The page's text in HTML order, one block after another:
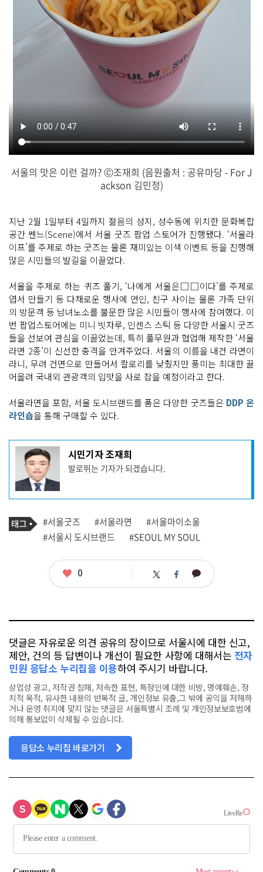
서울의 맛은 이런 걸까? Ⓒ조재희 (음원출처 : 공유마당 - For J
ackson 김민정)
지난 2월 1일부터 4일까지 젊음의 성지, 성수동에 위치한 문화복합
공간 쎈느(Scene)에서 서울 굿즈 팝업 스토어가 진행됐다. ‘서울라
이프’를 주제로 하는 굿즈는 물론 재미있는 이색 이벤트 등을 진행해
많은 시민들의 발길을 이끌었다.
서울을 주제로 하는 퀴즈 풀기, ‘나에게 서울은□□이다’를 주제로
엽서 만들기 등 다채로운 행사에 연인, 친구 사이는 물론 가족 단위
의 방문객 등 남녀노소를 불문한 많은 시민들이 행사에 참여했다. 이
번 팝업스토어에는 미니 빗자루, 인센스 스틱 등 다양한 서울시 굿즈
들을 선보여 관심을 이끌었는데, 특히 풀무원과 협업해 제작한 ‘서울
라면 2종’이 신선한 충격을 안겨주었다. 서울의 이름을 내건 라면이
라니, 무려 건면으로 만들어서 칼로리를 낮췄지만 풍미는 최대한 끌
어올려 국내외 관광객의 입맛을 사로 잡을 예정이라고 한다.
서울라면을 포함, 서울 도시브랜드를 품은 다양한 굿즈들은 DDP 온
라인숍을 통해 구매할 수 있다.
기
성
자
프
필
시민기자 조재희
발로뛰는 기자가 되겠습니다.
기
사
관
련
태
그
#서울굿즈 #서울라면
#서울마이소울
#서울시 도시브랜드
#SEOUL MY SOUL
좋
0 트 페 카
댓글은 자유로운 의견 공유의 장이므로 서울시에 대한 신고,
제안, 건의 등 답변이나 개선이 필요한 사항에 대해서는 전자
민원 응답소 누리집을 이용하여 주시기 바랍니다.
상업성 광고, 저작권 침해, 저속한 표현, 특정인에 대한 비방, 명예훼손, 정
치적 목적, 유사한 내용의 반복적 글, 개인정보 유출,그 밖에 공익을 저해하
거나 운영 취지에 맞지 않는 댓글은 서울특별시 조례 및 개인정보보호법에
의해 통보없이 삭제될 수 있습니다.
응답소 누리집 바로가기